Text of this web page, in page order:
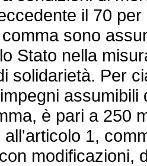
il 70
sono
Stato nella
solidarietà. Per
è pari a 250
all'articolo 1,
modificazioni,